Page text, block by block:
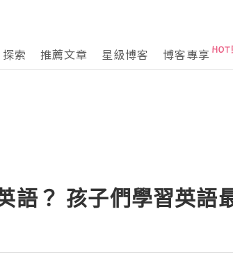
探索 推薦文章 星級博客 博客專享
語？ 孩子們學習英語